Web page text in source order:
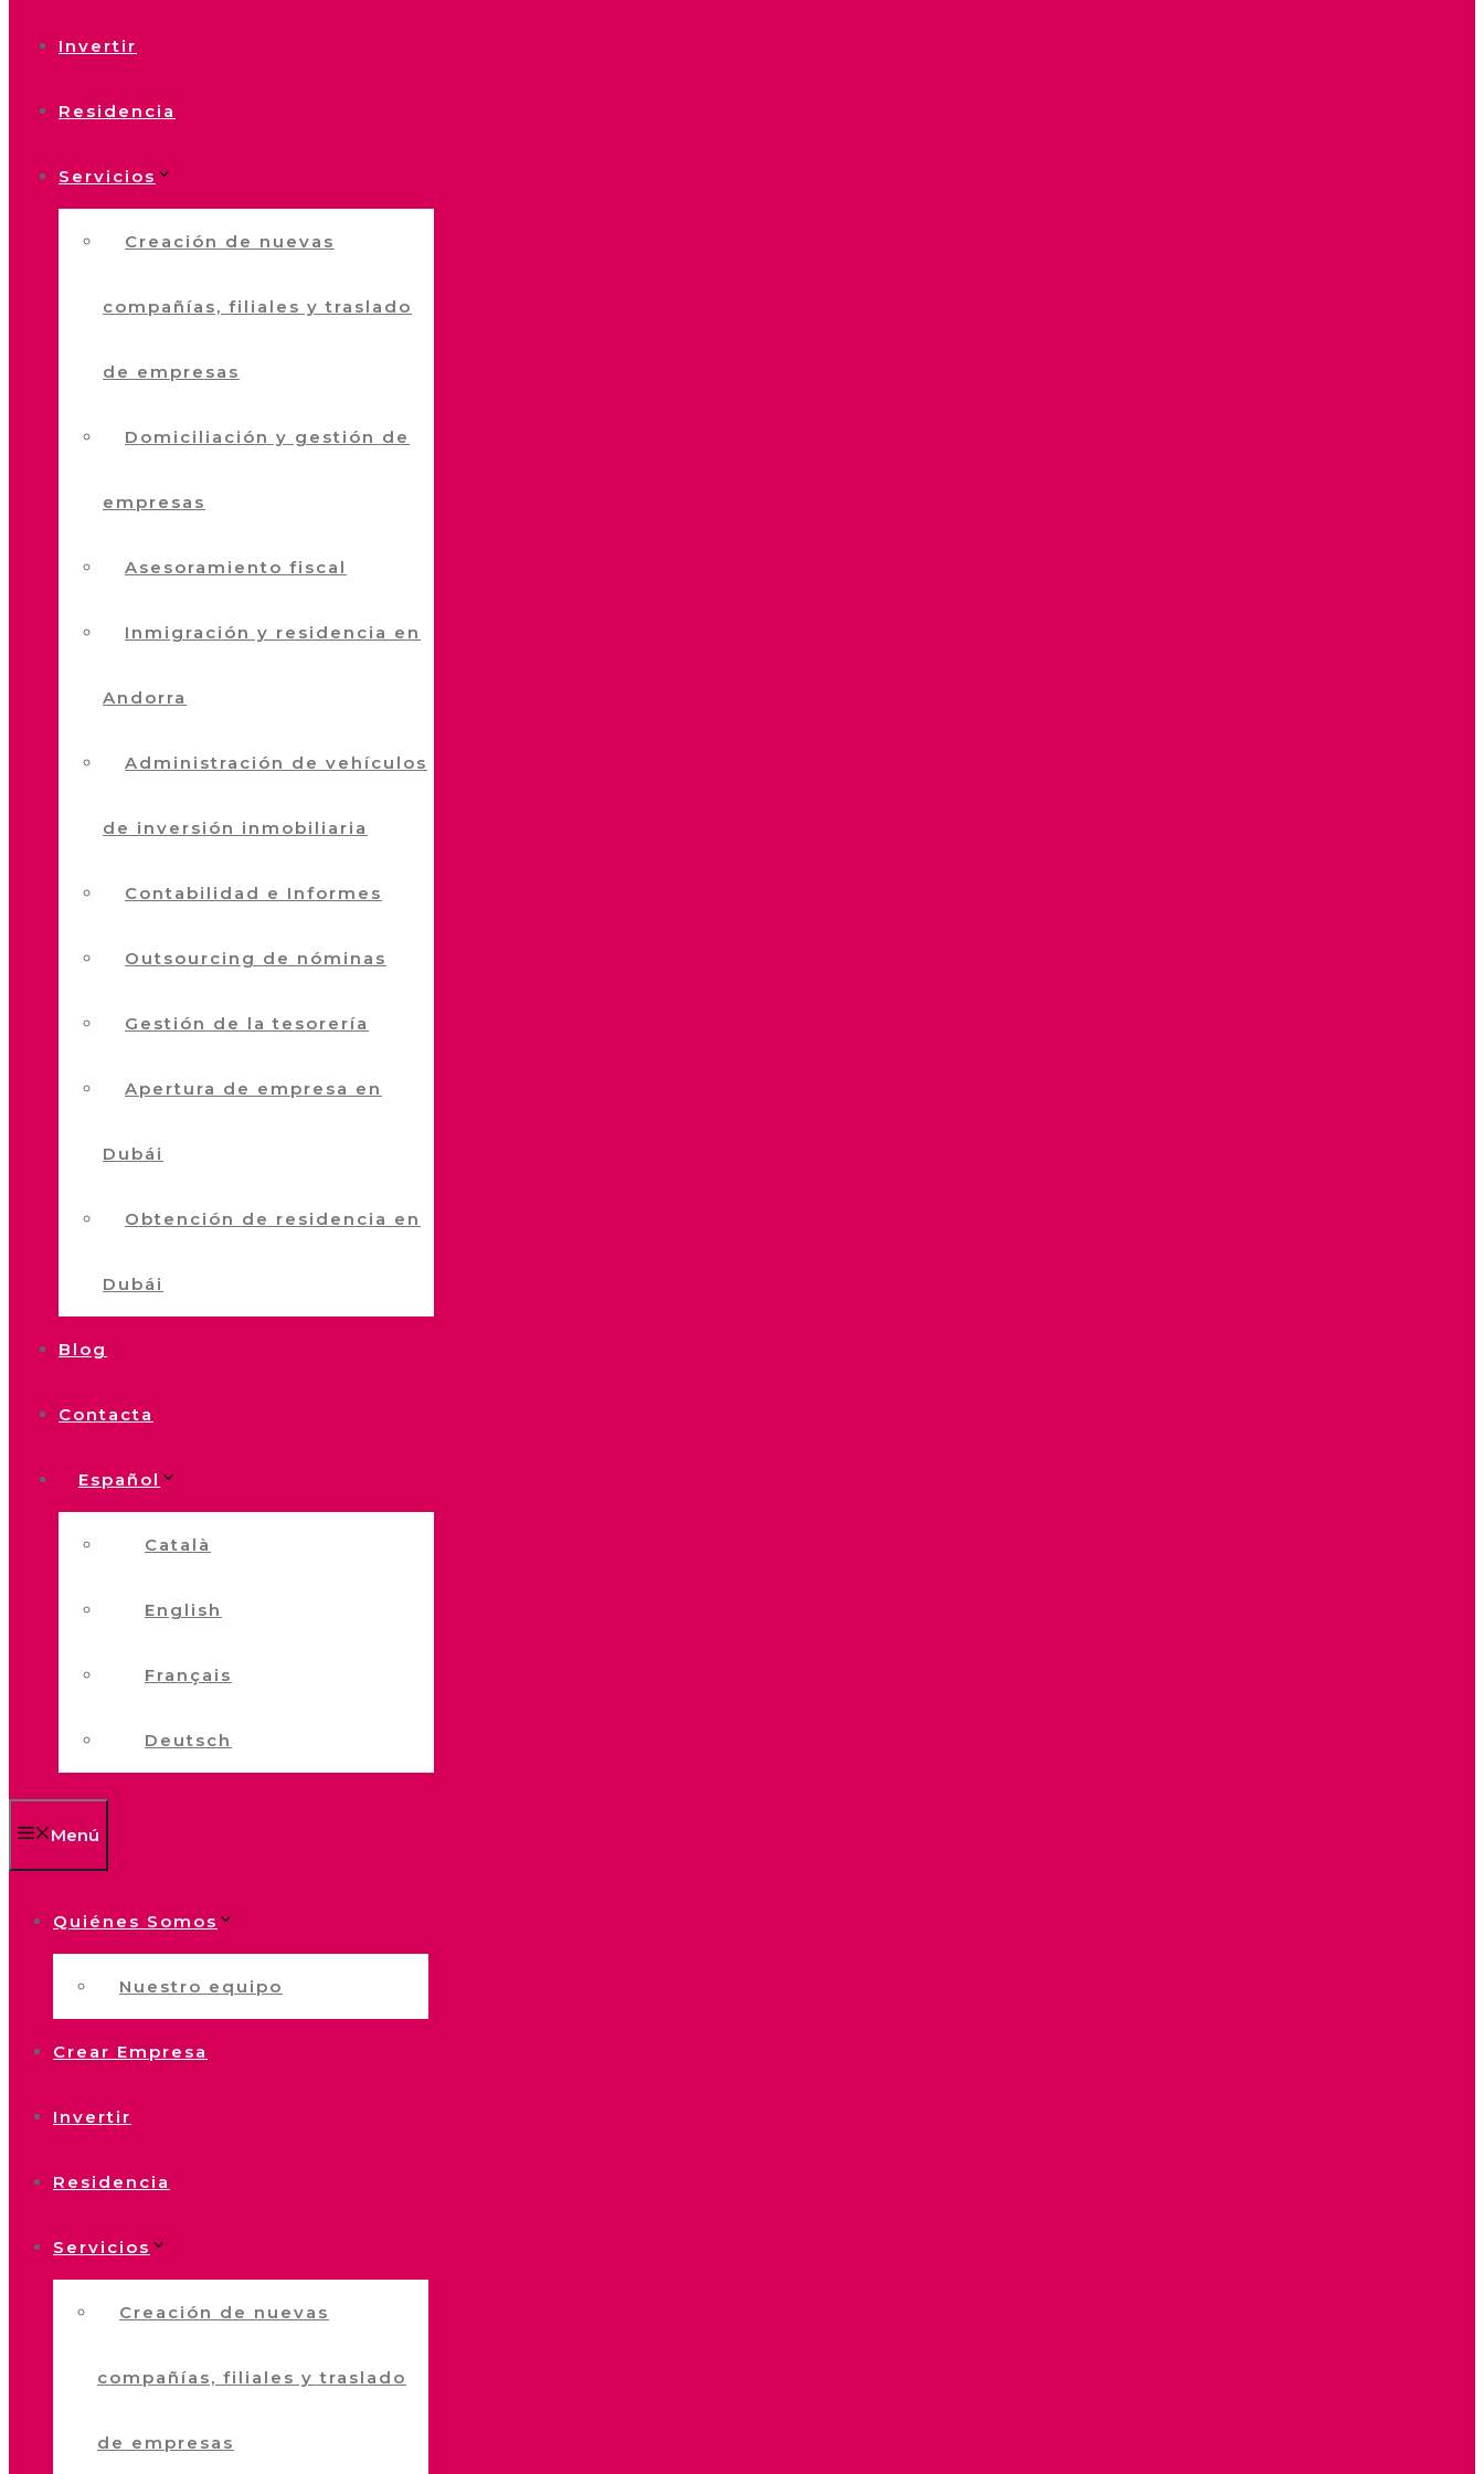
Invertir
Residencia
Servicios
Creación de nuevas
compañías, filiales y traslado
de empresas
Domiciliación y gestión de
empresas
Asesoramiento fiscal
Inmigración y residencia en
Andorra
Administración de vehículos
de inversión inmobiliaria
Contabilidad e Informes
Outsourcing de nóminas
Gestión de la tesorería
Apertura de empresa en
Dubái
Obtención de residencia en
Dubái
Blog
Contacta
Español
Català
English
Français
Deutsch
Menú
Quiénes Somos
Nuestro equipo
Crear Empresa
Invertir
Residencia
Servicios
Creación de nuevas
compañías, filiales y traslado
de empresas